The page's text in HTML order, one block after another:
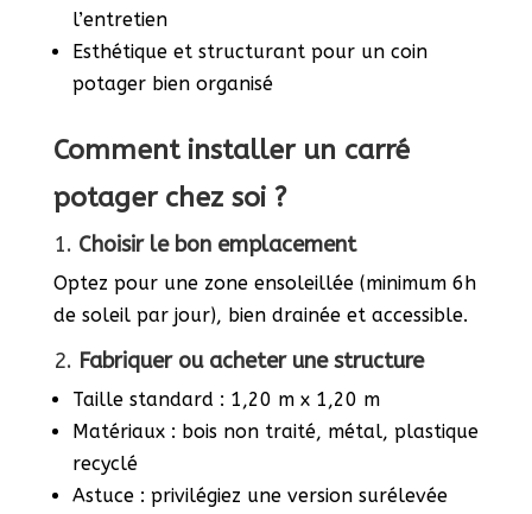
l’entretien
Esthétique et structurant pour un coin
potager bien organisé
Comment installer un carré
potager chez soi ?
1. Choisir le bon emplacement
Optez pour une zone ensoleillée (minimum 6h
de soleil par jour), bien drainée et accessible.
2. Fabriquer ou acheter une structure
Taille standard : 1,20 m x 1,20 m
Matériaux : bois non traité, métal, plastique
recyclé
Astuce : privilégiez une version surélevée